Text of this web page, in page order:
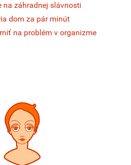
na záhradnej slávnosti
dom za pár minút
na problém v organizme